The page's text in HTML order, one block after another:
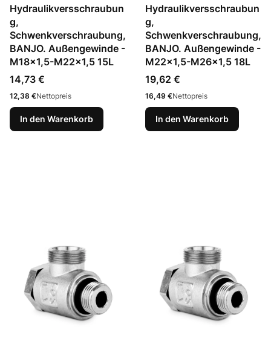
Hydraulikversschraubun
g,
Schwenkverschraubung,
BANJO. Außengewinde -
M18x1,5-M22x1,5 15L
Preis
14,73 €
Preis
12,38 €Nettopreis
In den Warenkorb
Hydraulikversschraubun
g,
Schwenkverschraubung,
BANJO. Außengewinde -
M22x1,5-M26x1,5 18L
Preis
19,62 €
Preis
16,49 €Nettopreis
In den Warenkorb